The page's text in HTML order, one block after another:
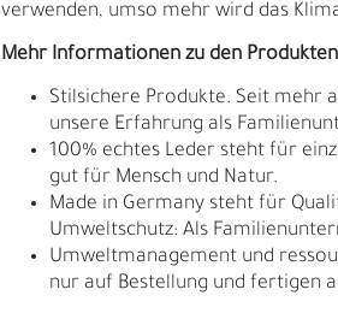
E N
verwenden, umso mehr wird das
Mehr Informationen zu den
Stilsichere Produkte. Seit mehr
unsere Erfahrung als
100% echtes Leder steht für
gut für Mensch und Natur.
Made in Germany steht für
Umweltschutz: Als
Umweltmanagement und
nur auf Bestellung und fertigen